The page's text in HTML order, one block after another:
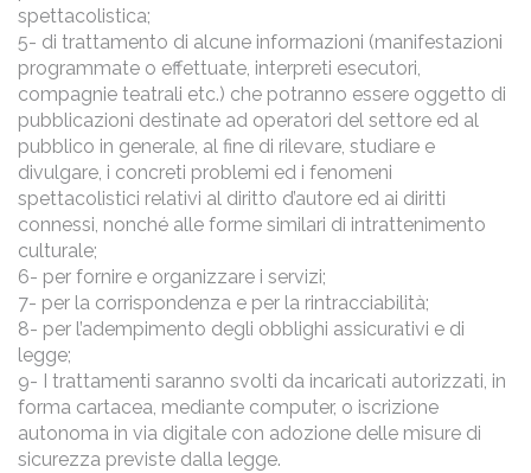
spettacolistica;
5- di trattamento di alcune informazioni (manifestazioni
programmate o effettuate, interpreti esecutori,
compagnie teatrali etc.) che potranno essere oggetto di
pubblicazioni destinate ad operatori del settore ed al
pubblico in generale, al fine di rilevare, studiare e
divulgare, i concreti problemi ed i fenomeni
spettacolistici relativi al diritto d’autore ed ai diritti
connessi, nonché alle forme similari di intrattenimento
culturale;
6- per fornire e organizzare i servizi;
7- per la corrispondenza e per la rintracciabilità;
8- per l’adempimento degli obblighi assicurativi e di
legge;
9- I trattamenti saranno svolti da incaricati autorizzati, in
forma cartacea, mediante computer, o iscrizione
autonoma in via digitale con adozione delle misure di
sicurezza previste dalla legge.